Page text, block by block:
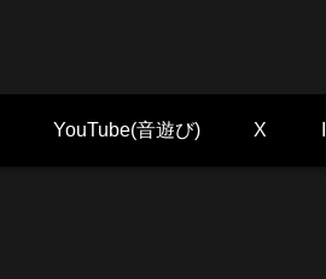
YouTube(音遊び) X